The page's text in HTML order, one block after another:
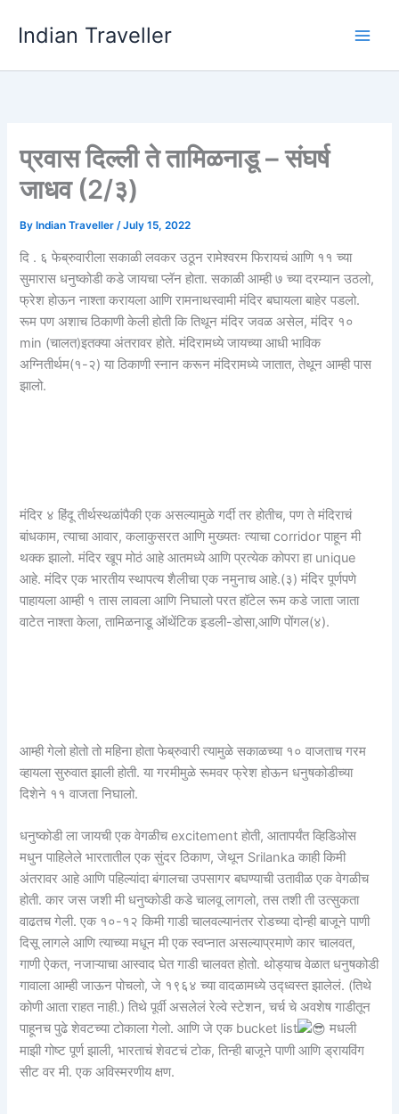
Indian Traveller
प्रवास दिल्ली ते तामिळनाडू – संघर्ष
जाधव (2/३)
By Indian Traveller/July 15, 2022
दि . ६ फेब्रुवारीला सकाळी लवकर उठून रामेश्वरम फिरायचं आणि ११ च्या
सुमारास धनुष्कोडी कडे जायचा प्लॅन होता. सकाळी आम्ही ७ च्या दरम्यान उठलो,
फ्रेश होऊन नाश्ता करायला आणि रामनाथस्वामी मंदिर बघायला बाहेर पडलो.
रूम पण अशाच ठिकाणी केली होती कि तिथून मंदिर जवळ असेल, मंदिर १०
min (चालत)इतक्या अंतरावर होते. मंदिरामध्ये जायच्या आधी भाविक
अग्नितीर्थम(१-२) या ठिकाणी स्नान करून मंदिरामध्ये जातात, तेथून आम्ही पास
झालो.
मंदिर ४ हिंदू तीर्थस्थळांपैकी एक असल्यामुळे गर्दी तर होतीच, पण ते मंदिराचं
बांधकाम, त्याचा आवार, कलाकुसरत आणि मुख्यतः त्याचा corridor पाहून मी
थक्क झालो. मंदिर खूप मोठं आहे आतमध्ये आणि प्रत्येक कोपरा हा unique
आहे. मंदिर एक भारतीय स्थापत्य शैलीचा एक नमुनाच आहे.(३) मंदिर पूर्णपणे
पाहायला आम्ही १ तास लावला आणि निघालो परत हॉटेल रूम कडे जाता जाता
वाटेत नाश्ता केला, तामिळनाडू ऑथेंटिक इडली-डोसा,आणि पोंगल(४).
आम्ही गेलो होतो तो महिना होता फेब्रुवारी त्यामुळे सकाळच्या १० वाजताच गरम
व्हायला सुरुवात झाली होती. या गरमीमुळे रूमवर फ्रेश होऊन धनुषकोडीच्या
दिशेने ११ वाजता निघालो.
धनुष्कोडी ला जायची एक वेगळीच excitement होती, आतापर्यंत व्हिडिओस
मधुन पाहिलेले भारतातील एक सुंदर ठिकाण, जेथून Srilanka काही किमी
अंतरावर आहे आणि पहिल्यांदा बंगालचा उपसागर बघण्याची उतावीळ एक वेगळीच
होती. कार जस जशी मी धनुष्कोडी कडे चालवू लागलो, तस तशी ती उत्सुकता
वाढतच गेली. एक १०-१२ किमी गाडी चालवल्यानंतर रोडच्या दोन्ही बाजूने पाणी
दिसू लागले आणि त्याच्या मधून मी एक स्वप्नात असल्याप्रमाणे कार चालवत,
गाणी ऐकत, नजाऱ्याचा आस्वाद घेत गाडी चालवत होतो. थोड्याच वेळात धनुषकोडी
गावाला आम्ही जाऊन पोचलो, जे १९६४ च्या वादळामध्ये उद्ध्वस्त झालेलं. (तिथे
कोणी आता राहत नाही.) तिथे पूर्वी असलेलं रेल्वे स्टेशन, चर्च चे अवशेष गाडीतून
पाहूनच पुढे शेवटच्या टोकाला गेलो. आणि जे एक bucket list
मधली
माझी गोष्ट पूर्ण झाली, भारताचं शेवटचं टोक, तिन्ही बाजूने पाणी आणि ड्रायविंग
सीट वर मी. एक अविस्मरणीय क्षण.